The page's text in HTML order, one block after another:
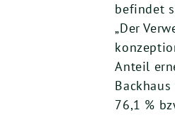
befindet
„Der
Anteil
76,1 %